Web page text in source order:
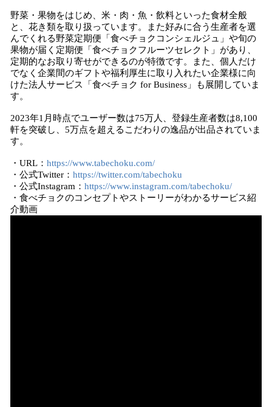
野菜・果物をはじめ、米・⾁・⿂・飲料といった⾷材全般
と、花き類を取り扱っています。また好みに合う⽣産者を選
んでくれる野菜定期便「⾷べチョクコンシェルジュ」や旬の
果物が届く定期便「⾷べチョクフルーツセレクト」があり、
定期的なお取り寄せができるのが特徴です。また、個人だけ
でなく企業間のギフトや福利厚生に取り入れたい企業様に向
けた法人サービス「食べチョク for Business」も展開していま
す。
2023年1月時点でユーザー数は75万人、登録⽣産者数は8,100
軒を突破し、5万点を超えるこだわりの逸品が出品されていま
す。
・URL： https://www.tabechoku.com/
・公式Twitter： https://twitter.com/tabechoku
・公式Instagram： https://www.instagram.com/tabechoku/
・食べチョクのコンセプトやストーリーがわかるサービス紹
介動画